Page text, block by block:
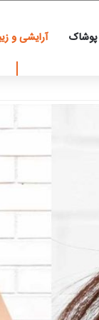
آرایشی و